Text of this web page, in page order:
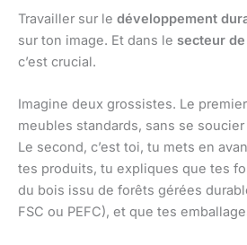
Travailler sur le développement
sur ton image. Et dans le secteur
c’est crucial.
Imagine deux grossistes. Le
meubles standards, sans se
Le second, c’est toi, tu mets en
tes produits, tu expliques que tes
du bois issu de forêts gérées
FSC ou PEFC), et que tes